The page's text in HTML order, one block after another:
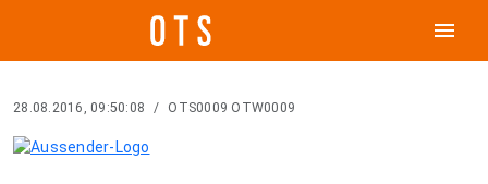
menu
28.08.2016, 09:50:08 / OTS0009 OTW0009